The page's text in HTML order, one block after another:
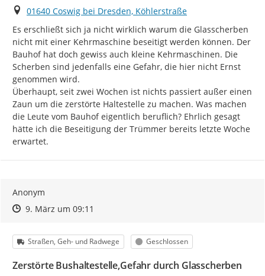
Ort
01640 Coswig bei Dresden, Köhlerstraße
Es erschließt sich ja nicht wirklich warum die Glasscherben
nicht mit einer Kehrmaschine beseitigt werden können. Der
Bauhof hat doch gewiss auch kleine Kehrmaschinen. Die
Scherben sind jedenfalls eine Gefahr, die hier nicht Ernst
genommen wird.
Überhaupt, seit zwei Wochen ist nichts passiert außer einen
Zaun um die zerstörte Haltestelle zu machen. Was machen
die Leute vom Bauhof eigentlich beruflich? Ehrlich gesagt
hätte ich die Beseitigung der Trümmer bereits letzte Woche
erwartet.
Anonym
Zeitpunkt des Erstellens
Zeitpunkt des Erstellens
9. März um 09:11
Kategorie
Straßen, Geh- und Radwege Status
Geschlossen
Zerstörte Bushaltestelle,Gefahr durch Glasscherben